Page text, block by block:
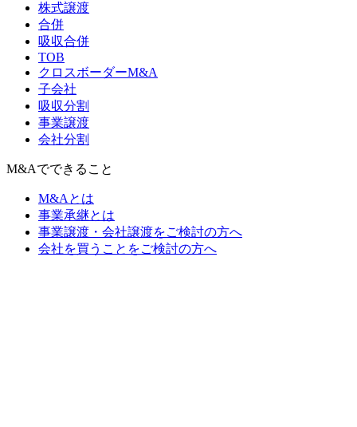
株式譲渡
合併
吸収合併
TOB
クロスボーダーM&A
子会社
吸収分割
事業譲渡
会社分割
M&Aでできること
M&Aとは
事業承継とは
事業譲渡・会社譲渡をご検討の方へ
会社を買うことをご検討の方へ